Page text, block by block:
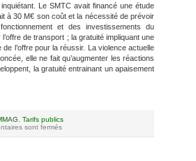
Le SMTC avait financé une étude
à 30 M€ son coût et la nécessité de prévoir
et des investissements du
de transport ; la gratuité impliquant une
de l’offre pour la réussir. La violence actuelle
elle ne fait qu’augmenter les réactions
la gratuité entrainant un apaisement
Tarifs publics
sont fermés